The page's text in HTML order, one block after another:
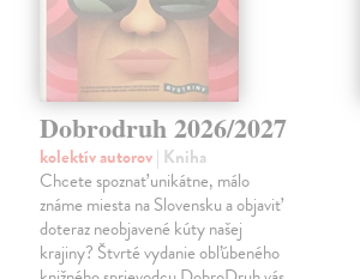
Dobrodruh 2026/2027
kolektív autorov| Kniha
Chcete spoznať unikátne, málo
známe miesta na Slovensku a objaviť
doteraz neobjavené kúty našej
krajiny? Štvrté vydanie obľúbeného